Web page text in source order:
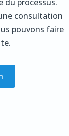
du processus.
consultation
pouvons faire